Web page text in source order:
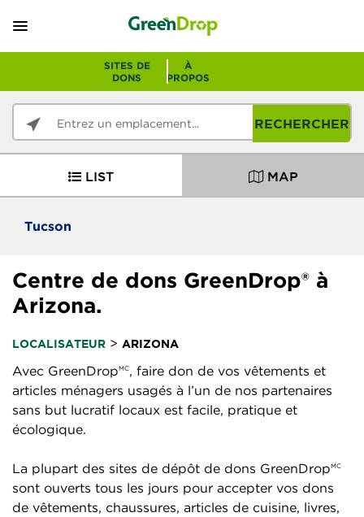
SITES DE
DONS
À
PROPOS
RECHERCHER
LIST MAP
Tucson
Centre de dons GreenDrop® à
Arizona.
LOCALISATEUR > ARIZONA
Avec GreenDropMC, faire don de vos vêtements et
articles ménagers usagés à l’un de nos partenaires
sans but lucratif locaux est facile, pratique et
écologique.
La plupart des sites de dépôt de dons GreenDropMC
sont ouverts tous les jours pour accepter vos dons
de vêtements, chaussures, articles de cuisine, livres,